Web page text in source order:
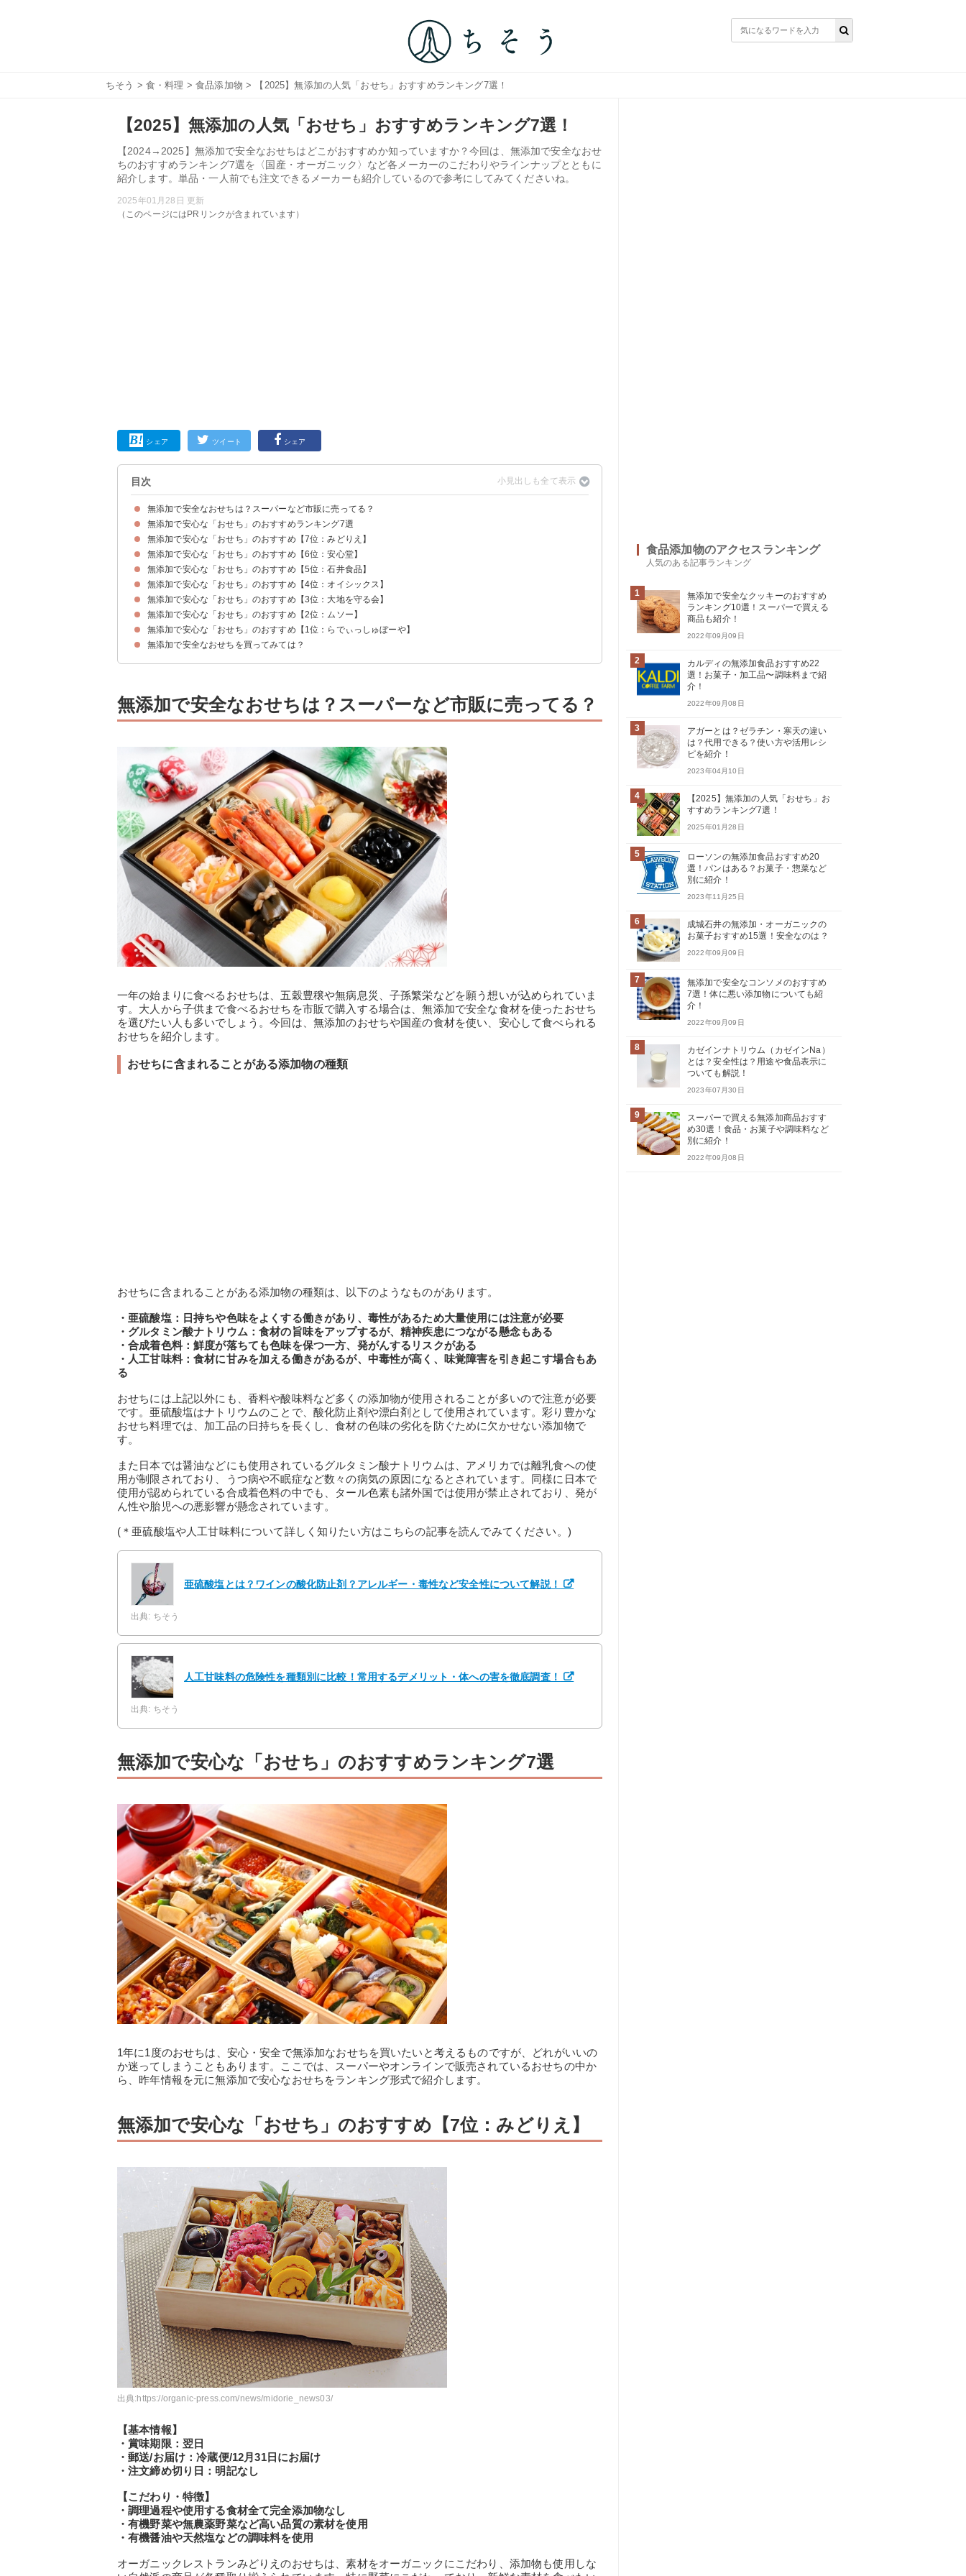
ちそう > 食・料理 >食品添加物 > 【2025】無添加の人気「おせち」おすすめランキング7選！
【2025】無添加の人気「おせち」おすすめランキング7選！
【2024→2025】無添加で安全なおせちはどこがおすすめか知っていますか？今回は、無添加で安全なおせ
ちのおすすめランキング7選を〈国産・オーガニック〉など各メーカーのこだわりやラインナップとともに
紹介します。単品・一人前でも注文できるメーカーも紹介しているので参考にしてみてくださいね。
2025年01月28日 更新
（このページにはPRリンクが含まれています）
シェア ツイート シェア
目次
無添加で安全なおせちは？スーパーなど市販に売ってる？
おせちに含まれることがある添加物の種類
無添加で安心な「おせち」のおすすめランキング7選
無添加で安心な「おせち」のおすすめ【7位：みどりえ】
おせちのラインナップ①無添加・オーガニック自然派生おせち 三段
おせちのラインナップ②無添加・オーガニック自然派生おせち 二段
おせちのラインナップ③無添加・オーガニック自然派生おせち 一段
無添加で安心な「おせち」のおすすめ【6位：安心堂】
おせちのラインナップ①2022年 国産・無添加おせち「究味（きわみ）」七寸二段重
無添加で安心な「おせち」のおすすめ【5位：石井食品】
おせちのラインナップ①祝春華
おせちのラインナップ②慶春譜
おせちのラインナップ③豊春
おせちのラインナップ④迎春小箱
無添加で安心な「おせち」のおすすめ【4位：オイシックス】
おせちのラインナップ①瑠璃
おせちのラインナップ②翠玉
おせちのラインナップ③高砂×豪華海鮮オードブル 萬福
おせちのラインナップ④高砂×本格中華オードブル
おせちのラインナップ⑤高砂×DEAN & DELUCAオードブル
おせちのラインナップ⑥上高砂 極み
おせちのラインナップ⑦上高砂
おせちのラインナップ⑧上慶梅
おせちのラインナップ⑨上高砂 豊
おせちのラインナップ⑩豪華海鮮オードブル 萬福
おせちのラインナップ⑪高砂
おせちのラインナップ⑫慶梅
無添加で安心な「おせち」のおすすめ【3位：大地を守る会】
おせちのラインナップ①宝泉華
おせちのラインナップ②彩芽
無添加で安心な「おせち」のおすすめ【2位：ムソー】
おせちのラインナップ①雅
おせちのラインナップ②寿
おせちのラインナップ③祝
おせちのラインナップ④彩
おせちのラインナップ⑤春
無添加で安心な「おせち」のおすすめ【1位：らでぃっしゅぼーや】
おせちのラインナップ①彩
おせちのラインナップ②慶福
おせちのラインナップ③福来
おせちのラインナップ④牡丹
おせちのラインナップ⑤頌春
おせちのラインナップ⑥龍翔鳳舞
おせちのラインナップ⑦蓬莱山
無添加で安全なおせちを買ってみては？
無添加で安全なおせちは？スーパーなど市販に売ってる？
一年の始まりに食べるおせちは、五穀豊穣や無病息災、子孫繁栄などを願う想いが込められていま
す。大人から子供まで食べるおせちを市販で購入する場合は、無添加で安全な食材を使ったおせち
を選びたい人も多いでしょう。今回は、無添加のおせちや国産の食材を使い、安心して食べられる
おせちを紹介します。
おせちに含まれることがある添加物の種類
おせちに含まれることがある添加物の種類は、以下のようなものがあります。
・亜硫酸塩：日持ちや色味をよくする働きがあり、毒性があるため大量使用には注意が必要
・グルタミン酸ナトリウム：食材の旨味をアップするが、精神疾患につながる懸念もある
・合成着色料：鮮度が落ちても色味を保つ一方、発がんするリスクがある
・人工甘味料：食材に甘みを加える働きがあるが、中毒性が高く、味覚障害を引き起こす場合もあ
る
おせちには上記以外にも、香料や酸味料など多くの添加物が使用されることが多いので注意が必要
です。亜硫酸塩はナトリウムのことで、酸化防止剤や漂白剤として使用されています。彩り豊かな
おせち料理では、加工品の日持ちを長くし、食材の色味の劣化を防ぐために欠かせない添加物で
す。
また日本では醤油などにも使用されているグルタミン酸ナトリウムは、アメリカでは離乳食への使
用が制限されており、うつ病や不眠症など数々の病気の原因になるとされています。同様に日本で
使用が認められている合成着色料の中でも、タール色素も諸外国では使用が禁止されており、発が
ん性や胎児への悪影響が懸念されています。
(＊亜硫酸塩や人工甘味料について詳しく知りたい方はこちらの記事を読んでみてください。)
亜硫酸塩とは？ワインの酸化防止剤？アレルギー・毒性など安全性について解説！
出典: ちそう
人工甘味料の危険性を種類別に比較！常用するデメリット・体への害を徹底調査！
出典: ちそう
無添加で安心な「おせち」のおすすめランキング7選
1年に1度のおせちは、安心・安全で無添加なおせちを買いたいと考えるものですが、どれがいいの
か迷ってしまうこともあります。ここでは、スーパーやオンラインで販売されているおせちの中か
ら、昨年情報を元に無添加で安心なおせちをランキング形式で紹介します。
無添加で安心な「おせち」のおすすめ【7位：みどりえ】
出典:https://organic-press.com/news/midorie_news03/
【基本情報】
・賞味期限：翌日
・郵送/お届け：冷蔵便/12月31日にお届け
・注文締め切り日：明記なし
【こだわり・特徴】
・調理過程や使用する食材全て完全添加物なし
・有機野菜や無農薬野菜など高い品質の素材を使用
・有機醤油や天然塩などの調味料を使用
オーガニックレストランみどりえのおせちは、素材をオーガニックにこだわり、添加物も使用しな
食品添加物のアクセスランキング
人気のある記事ランキング
1
無添加で安全なクッキーのおすすめ
ランキング10選！スーパーで買える
商品も紹介！
2022年09月09日
2
カルディの無添加食品おすすめ22
選！お菓子・加工品〜調味料まで紹
介！
2022年09月08日
3
アガーとは？ゼラチン・寒天の違い
は？代用できる？使い方や活用レシ
ピを紹介！
2023年04月10日
4
【2025】無添加の人気「おせち」お
すすめランキング7選！
2025年01月28日
5
ローソンの無添加食品おすすめ20
選！パンはある？お菓子・惣菜など
別に紹介！
2023年11月25日
6
成城石井の無添加・オーガニックの
お菓子おすすめ15選！安全なのは？
2022年09月09日
7
無添加で安全なコンソメのおすすめ
7選！体に悪い添加物についても紹
介！
2022年09月09日
8
カゼインナトリウム（カゼインNa）
とは？安全性は？用途や食品表示に
ついても解説！
2023年07月30日
9
スーパーで買える無添加商品おすす
め30選！食品・お菓子や調味料など
別に紹介！
2022年09月08日